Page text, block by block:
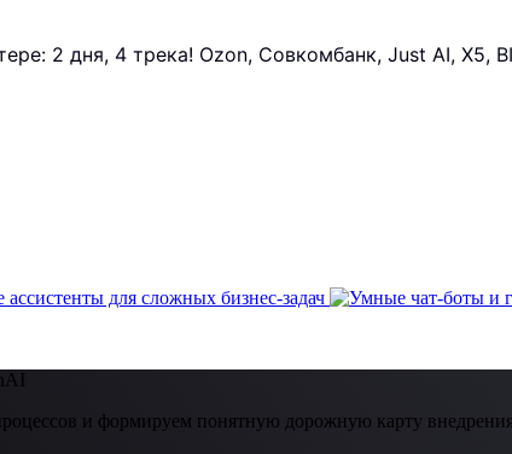
2 дня, 4 трека! Ozon, Совкомбанк, Just AI, X5,
и формируем понятную дорожную карту